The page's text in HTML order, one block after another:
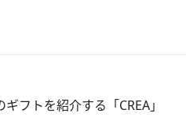
フトを紹介する 「CREA」